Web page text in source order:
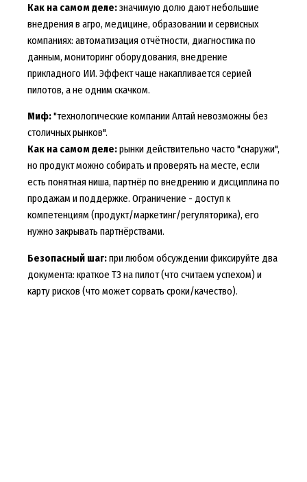
Как на самом деле:значимую долю дают небольшие
внедрения в агро, медицине, образовании и сервисных
компаниях: автоматизация отчётности, диагностика по
данным, мониторинг оборудования, внедрение
прикладного ИИ. Эффект чаще накапливается серией
пилотов, а не одним скачком.
Миф:"технологические компании Алтай невозможны без
столичных рынков".
Как на самом деле:рынки действительно часто "снаружи",
но продукт можно собирать и проверять на месте, если
есть понятная ниша, партнёр по внедрению и дисциплина по
продажам и поддержке. Ограничение - доступ к
компетенциям (продукт/маркетинг/регуляторика), его
нужно закрывать партнёрствами.
Безопасный шаг:при любом обсуждении фиксируйте два
документа: краткое ТЗ на пилот (что считаем успехом) и
карту рисков (что может сорвать сроки/качество).